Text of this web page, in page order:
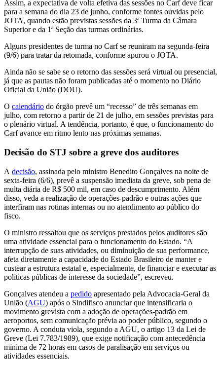
Assim, a expectativa de volta efetiva das sessões no Carf deve ficar
para a semana do dia 23 de junho, conforme fontes ouvidas pelo
JOTA, quando estão previstas sessões da 3ª Turma da Câmara
Superior e da 1ª Seção das turmas ordinárias.
Alguns presidentes de turma no Carf se reuniram na segunda-feira
(9/6) para tratar da retomada, conforme apurou o JOTA.
Ainda não se sabe se o retorno das sessões será virtual ou presencial,
já que as pautas não foram publicadas até o momento no Diário
Oficial da União (DOU).
O calendário do órgão prevê um “recesso” de três semanas em
julho, com retorno a partir de 21 de julho, em sessões previstas para
o plenário virtual. A tendência, portanto, é que, o funcionamento do
Carf avance em ritmo lento nas próximas semanas.
Decisão do STJ sobre a greve dos auditores
A decisão, assinada pelo ministro Benedito Gonçalves na noite de
sexta-feira (6/6), prevê a suspensão imediata da greve, sob pena de
multa diária de R$ 500 mil, em caso de descumprimento. Além
disso, veda a realização de operações-padrão e outras ações que
interfiram nas rotinas internas ou no atendimento ao público do
fisco.
O ministro ressaltou que os serviços prestados pelos auditores são
uma atividade essencial para o funcionamento do Estado. “A
interrupção de suas atividades, ou diminuição de sua performance,
afeta diretamente a capacidade do Estado Brasileiro de manter e
custear a estrutura estatal e, especialmente, de financiar e executar as
políticas públicas de interesse da sociedade”, escreveu.
Gonçalves atendeu a pedido apresentado pela Advocacia-Geral da
União (AGU) após o Sindifisco anunciar que intensificaria o
movimento grevista com a adoção de operações-padrão em
aeroportos, sem comunicação prévia ao poder público, segundo o
governo. A conduta viola, segundo a AGU, o artigo 13 da Lei de
Greve (Lei 7.783/1989), que exige notificação com antecedência
mínima de 72 horas em casos de paralisação em serviços ou
atividades essenciais.